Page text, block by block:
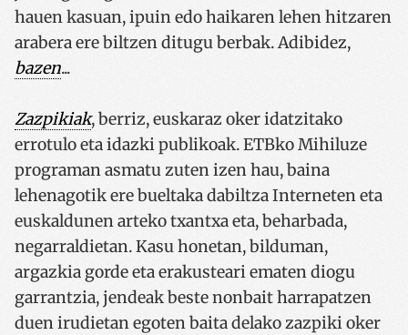
hauen kasuan, ipuin edo haikaren lehen hitzaren
arabera ere biltzen ditugu berbak. Adibidez,
bazen...
Zazpikiak, berriz, euskaraz oker idatzitako
errotulo eta idazki publikoak. ETBko Mihiluze
programan asmatu zuten izen hau, baina
lehenagotik ere bueltaka dabiltza Interneten eta
euskaldunen arteko txantxa eta, beharbada,
negarraldietan. Kasu honetan, bilduman,
argazkia gorde eta erakusteari ematen diogu
garrantzia, jendeak beste nonbait harrapatzen
duen irudietan egoten baita delako zazpiki oker